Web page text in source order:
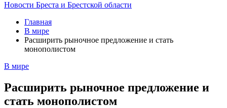
Новости Бреста и Брестской области
Главная
В мире
Расширить рыночное предложение и стать
монополистом
В мире
Расширить рыночное предложение и
стать монополистом